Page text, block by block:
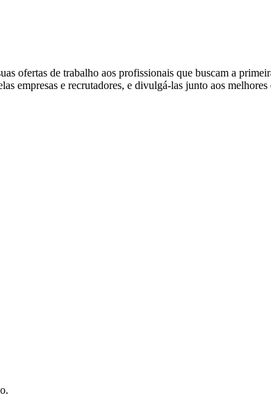
ofertas de trabalho aos profissionais que buscam a
empresas e recrutadores, e divulgá-las junto aos melhores